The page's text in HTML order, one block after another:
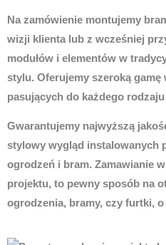
Na zamówienie montujemy
wizji klienta lub z wcześniej
modułów i elementów w
stylu. Oferujemy szeroką
pasujących do każdego
Gwarantujemy najwyższą
stylowy wygląd instalowanych
ogrodzeń i bram. Zamawianie
projektu, to pewny sposób na
ogrodzenia, bramy, czy furtki,